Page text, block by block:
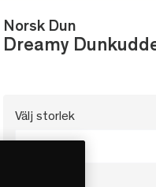
Norsk Dun
Dreamy
Välj storlek